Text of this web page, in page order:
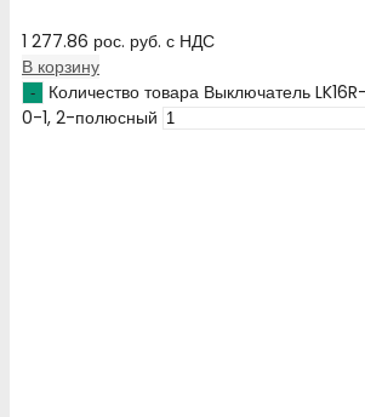
1 277.86 рос. руб. с НДС
В корзину
Количество товара Выключатель
0-1, 2-полюсный